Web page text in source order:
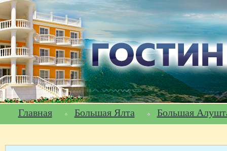
Главная Большая Ялта Большая